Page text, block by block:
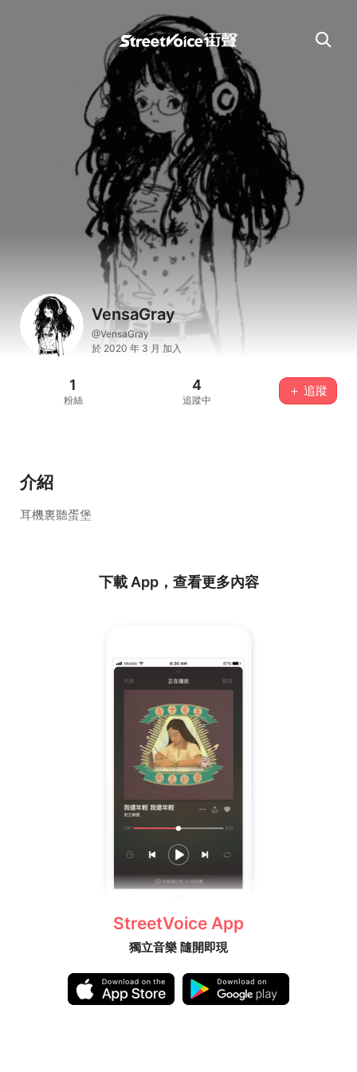
VensaGray
@VensaGray
於 2020 年 3 月 加入
1
粉絲
4
追蹤中
＋ 追蹤
介紹
耳機裏聽蛋堡
下載 App，查看更多內容
StreetVoice App
獨立音樂 隨開即現